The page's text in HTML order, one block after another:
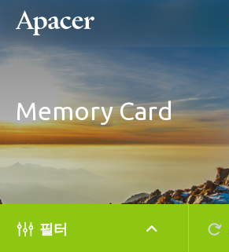
Memory Card
필터